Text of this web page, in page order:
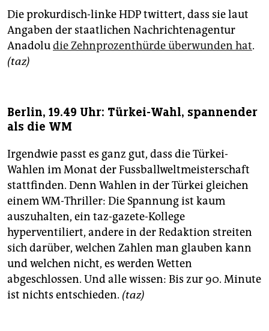
Die prokurdisch-linke HDP twittert, dass sie laut
Angaben der staatlichen Nachrichtenagentur
Anadoludie Zehnprozenthürde überwunden hat.
(taz)
Berlin, 19.49 Uhr: Türkei-Wahl, spannender
als die WM
Irgendwie passt es ganz gut, dass die Türkei-
Wahlen im Monat der Fussballweltmeisterschaft
stattfinden. Denn Wahlen in der Türkei gleichen
einem WM-Thriller: Die Spannung ist kaum
auszuhalten, ein taz-gazete-Kollege
hyperventiliert, andere in der Redaktion streiten
sich darüber, welchen Zahlen man glauben kann
und welchen nicht, es werden Wetten
abgeschlossen. Und alle wissen: Bis zur 90. Minute
ist nichts entschieden. (taz)